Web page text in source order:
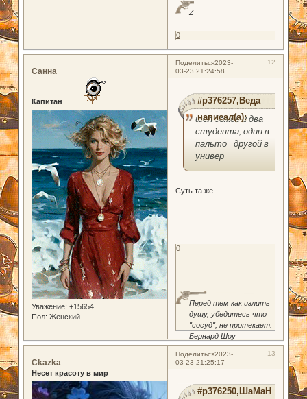
Z
0
Поделиться 12
2023-
03-23 21:24:58
Санна
Капитан
Уважение: +15654
Пол: Женский
#p376257,Веда
написал(а):
шел дождь и два
студента, один в
пальто - другой в
универ
Суть та же...
Перед тем как излить
душу, убедитесь что
"сосуд", не протекает.
Бернард Шоу
0
Поделиться 13
2023-
03-23 21:25:17
Ckazka
Несет красоту в мир
#p376250,ШаМаН